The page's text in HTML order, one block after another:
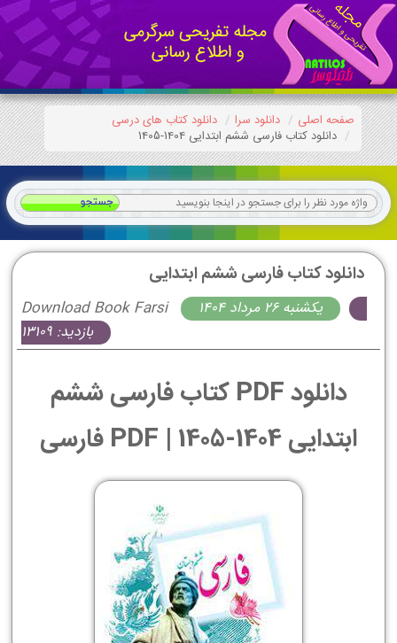
صفحه اصلی دانلود سرا
دانلود کتاب های درسی
دانلود کتاب فارسی ششم ابتدایی 1404-1405
دانلود کتاب فارسی ششم ابتدایی
Download Book Farsi
يكشنبه 26 مرداد 1404
بازدید: 13109
دانلود PDF کتاب فارسی ششم
ابتدایی 1404-1405 | PDF فارسی